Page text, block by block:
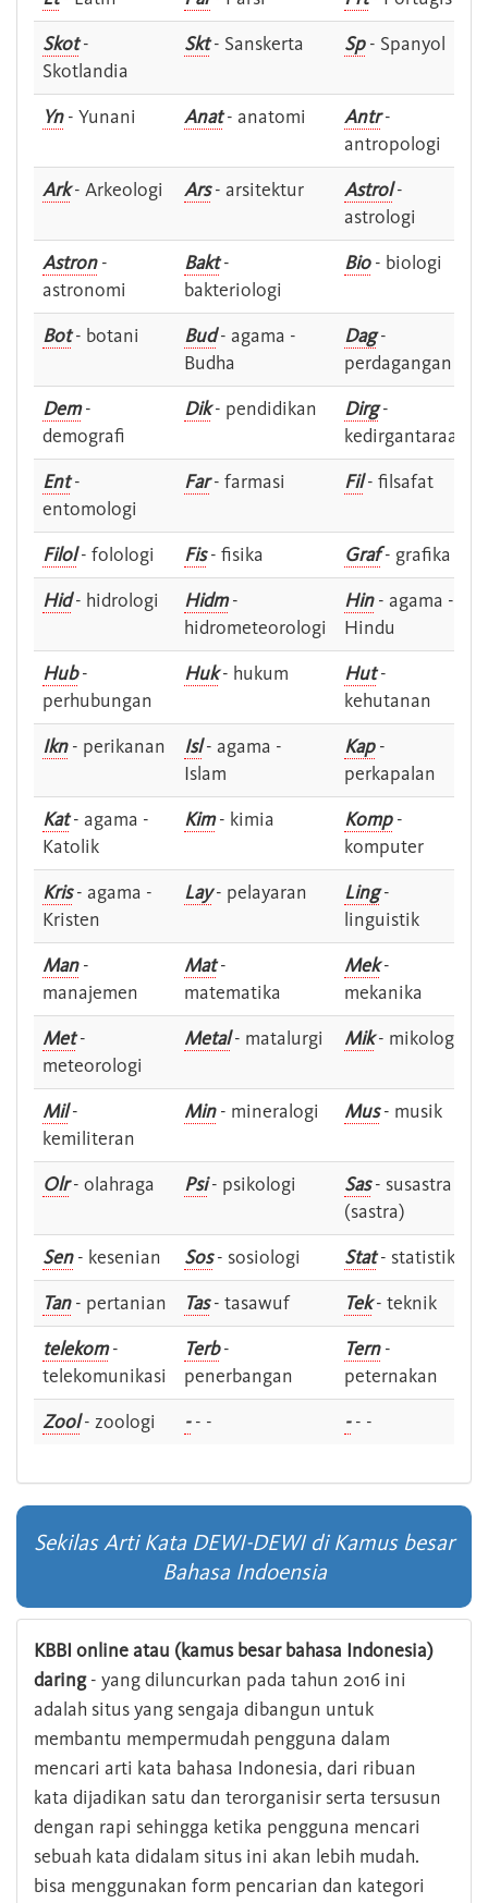
Skot-
Skotlandia
Skt- Sanskerta Sp- Spanyol
Yn- Yunani Anat- anatomi Antr-
antropologi
Ark- Arkeologi Ars- arsitektur Astrol-
astrologi
Astron-
astronomi
Bakt-
bakteriologi
Bio- biologi
Bot- botani Bud- agama -
Budha
Dag-
perdagangan
Dem-
demografi
Dik- pendidikan Dirg-
kedirgantaraan
Ent-
entomologi
Far- farmasi Fil- filsafat
Filol- folologi Fis- fisika Graf- grafika
Hid- hidrologi Hidm-
hidrometeorologi
Hin- agama -
Hindu
Hub-
perhubungan
Huk- hukum Hut-
kehutanan
Ikn- perikanan Isl- agama -
Islam
Kap-
perkapalan
Kat- agama -
Katolik
Kim- kimia Komp-
komputer
Kris- agama -
Kristen
Lay- pelayaran Ling-
linguistik
Man-
manajemen
Mat-
matematika
Mek-
mekanika
Met-
meteorologi
Metal- matalurgi Mik- mikologi
Mil-
kemiliteran
Min- mineralogi Mus- musik
Olr- olahraga Psi- psikologi Sas- susastra -
(sastra)
Sen- kesenian Sos- sosiologi Stat- statistik
Tan- pertanian Tas- tasawuf Tek- teknik
telekom-
telekomunikasi
Terb-
penerbangan
Tern-
peternakan
Zool- zoologi -- - -- -
Sekilas Arti Kata DEWI-DEWI di Kamus besar
Bahasa Indoensia
KBBI online atau (kamus besar bahasa Indonesia)
daring- yang diluncurkan pada tahun 2016 ini
adalah situs yang sengaja dibangun untuk
membantu mempermudah pengguna dalam
mencari arti kata bahasa Indonesia, dari ribuan
kata dijadikan satu dan terorganisir serta tersusun
dengan rapi sehingga ketika pengguna mencari
sebuah kata didalam situs ini akan lebih mudah.
bisa menggunakan form pencarian dan kategori